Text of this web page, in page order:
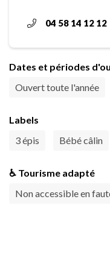
04 58 14 12 12
Dates et périodes
Ouvert toute l'année
Labels
3 épis
Bébé câlin
♿ Tourisme adapté
Non accessible en